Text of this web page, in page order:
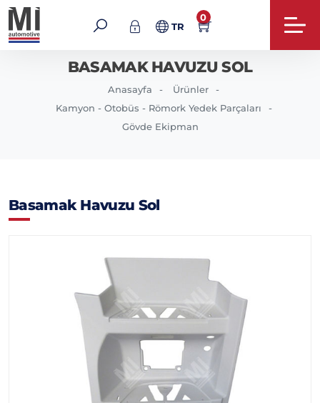
TR
0
BASAMAK HAVUZU SOL
Anasayfa
Ürünler
Kamyon - Otobüs - Römork Yedek Parçaları
Gövde Ekipman
Basamak Havuzu Sol